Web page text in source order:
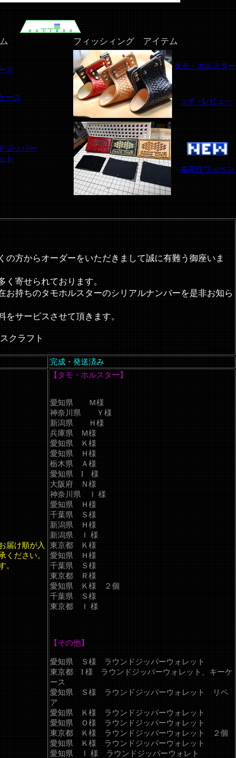
フィッシィング アイテム
ス
ース
タモ・ホルスター
ﾕｰｻﾞｰレビュー
ジッパー
ト
本革性ワッペン
の方からオーダーをいただきまして誠に有難う御座いま
寄せられております。
お持ちのタモホルスターのシリアルナンバーを是非お知ら
サービスさせて頂きます。
クラフト
完成・発送済み
届け順が入
ください。
。
【タモ・ホルスター】
愛知県 Ｍ様
神奈川県 Ｙ様
新潟県 Ｈ様
兵庫県 Ｍ様
愛知県 Ｋ様
愛知県 Ｈ様
栃木県 Ａ様
愛知県 I 様
大阪府 Ｎ様
神奈川県 Ｉ 様
愛知県 Ｈ様
千葉県 Ｓ様
新潟県 Ｈ様
新潟県 Ｉ 様
東京都 Ｋ様
愛知県 Ｈ様
千葉県 Ｓ様
東京都 Ｒ様
愛知県 Ｋ様 ２個
千葉県 Ｓ様
東京都 Ｉ 様
【その他】
愛知県 Ｓ様 ラウンドジッパーウォレット
東京都 I 様
ラウンドジッパーウォレット、キーケ
ース
愛知県 Ｓ様 ラウンドジッパーウォレット リペ
ア
愛知県 Ｋ様 ラウンドジッパーウォレット
愛知県 Ｏ様 ラウンドジッパーウォレット
東京都 Ｋ様 ラウンドジッパーウォレット ２個
愛知県 Ｋ様 ラウンドジッパーウォレット
愛知県 Ｉ 様 ラウンドジッパーウォレト